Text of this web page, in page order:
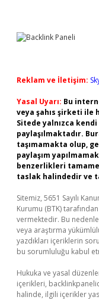
Reklam ve İletişim:
Yasal Uyarı: Bu
veya şahıs şirketi ile
Sitede yalnızca kendi
paylaşılmaktadır.
taşımamakta olup,
paylaşım
benzerlikleri
taslak halindedir ve
Sitemiz, 5651 Sayılı
Kurumu (BTK)
vermektedir. Bu
veya araştırma
yazdıkları içeriklerin
bu sorumluluğu kabul
Hukuka ve yasal
içerikleri,
halinde, ilgili içerikler